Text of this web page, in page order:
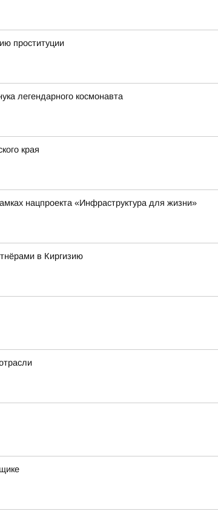
проституции
легендарного космонавта
края
нацпроекта «Инфраструктура для жизни»
в Киргизию